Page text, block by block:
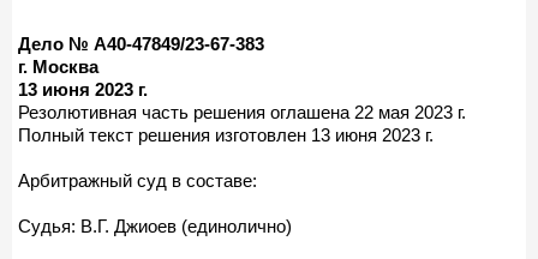
Дело № А40-47849/23-67-383
г. Москва
13 июня 2023 г.
Резолютивная часть решения оглашена 22 мая 2023 г.
Полный текст решения изготовлен 13 июня 2023 г.
Арбитражный суд в составе:
Судья: В.Г. Джиоев (единолично)